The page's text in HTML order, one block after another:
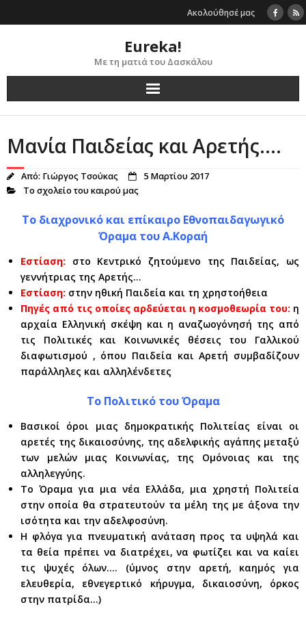
to
Ακολούθησέ μας
Eureka!
Με τη ματιά του Δασκάλου
Μανία Παιδείας και Αρετής….
Από: Γιώργος Τσούκας
5 Μαρτίου 2017
Το σχολείο του καιρού μας
Το διαχρονικό και επίκαιρο Εθνοπαιδαγωγικό
Όραμα του Α.Κοραή
Εστίαση: στο Κεντρικό ζητούμενο της Παιδείας, ως
γεννήτριας της Αρετής…
Εστίαση: στην ηθική Παιδεία και τη χρηστοήθεια
Πηγές από τις οποίες αρδεύεται η κοσμοθεωρία του: η
αρχαία Ελληνική σκέψη και η αναζωογόνησή της από
τις Πολιτικές και Κοινωνικές θέσεις του Γαλλικού
διαφωτισμού , όπου Παιδεία και Αρετή συμβαδίζουν
παράλληλες και αλληλένδετες
Το Πολιτικό του Όραμα
Βασικοί όροι μιας δημοκρατικής Πολιτείας είναι οι
αρετές της δικαιοσύνης, της αδελφικής αγάπης μεταξύ
των μελών μιας Κοινωνίας, της Ομόνοιας και της
αλληλεγγύης.
Το Όραμα για μια νέα Ελλάδα, μια χρηστή Πολιτεία
στην οποία θα στρατευτούν τα μέλη της με άξονα την
ισότητα και την αδελφοσύνη.
Η φλόγα για πνευματική ανάταση προς τα υψηλά και
τα θεία πρέπει να διατρέχει, να φωτίζει και να καίει
τις ψυχές όλων…. (ύμνος στην αρετή, καημός για
ελευθερία, εθνεγερτικό κήρυγμα, δικαιοσύνη, όρκος
στην πατρίδα…)